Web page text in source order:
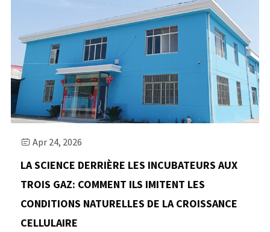
 Apr 24, 2026
LA SCIENCE DERRIÈRE LES INCUBATEURS AUX
TROIS GAZ: COMMENT ILS IMITENT LES
CONDITIONS NATURELLES DE LA CROISSANCE
CELLULAIRE